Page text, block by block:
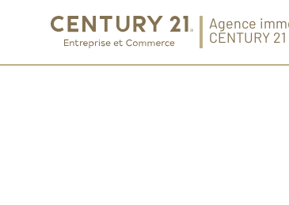
Agence
CENTURY